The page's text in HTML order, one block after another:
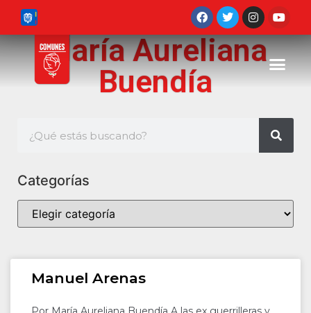
María Aureliana
Buendía
Categorías
Manuel Arenas